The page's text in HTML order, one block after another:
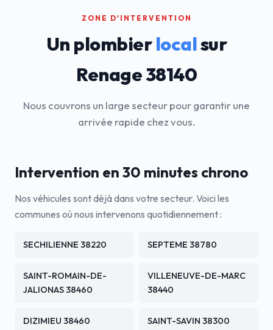
ZONE D'INTERVENTION
Un plombierlocalsur
Renage 38140
Nous couvrons un large secteur pour garantir une
arrivée rapide chez vous.
Intervention en 30 minutes chrono
Nos véhicules sont déjà dans votre secteur. Voici les
communes où nous intervenons quotidiennement :
SECHILIENNE 38220 SEPTEME 38780
SAINT-ROMAIN-DE-
JALIONAS 38460
VILLENEUVE-DE-MARC
38440
DIZIMIEU 38460 SAINT-SAVIN 38300